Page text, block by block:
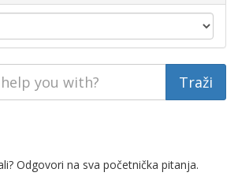
Odgovori na sva početnička pitanja.